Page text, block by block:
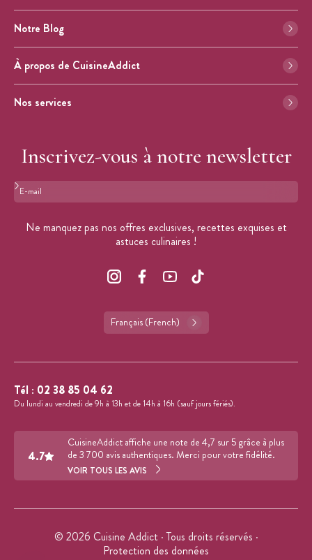
Notre Blog
À propos de CuisineAddict
Nos services
Inscrivez-vous à notre newsletter
Format : adresse@email.com
Ne manquez pas nos offres exclusives, recettes exquises et
astuces culinaires !
Français (French)
Tél : 02 38 85 04 62
Du lundi au vendredi de 9h à 13h et de 14h à 16h (sauf jours fériés).
4.7
CuisineAddict affiche une note de 4,7 sur 5 grâce à plus
de 3 700 avis authentiques. Merci pour votre fidélité.
VOIR TOUS LES AVIS
© 2026 Cuisine Addict · Tous droits réservés ·
Protection des données